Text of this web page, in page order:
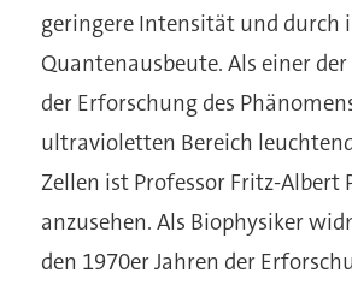
geringere Intensität und durch
Quantenausbeute. Als einer
der Erforschung des
ultravioletten Bereich
Zellen ist Professor Fritz-Albert
anzusehen. Als Biophysiker
den 1970er Jahren der